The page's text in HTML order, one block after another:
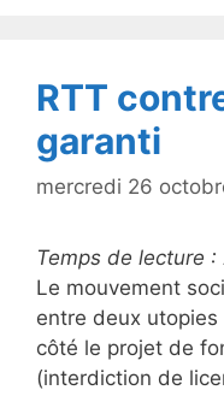
k
RTT
garanti
mercredi 26
Temps de lecture :
Le mouvement
entre deux
côté le projet de
(interdiction de